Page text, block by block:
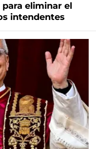
eliminar el
intendentes